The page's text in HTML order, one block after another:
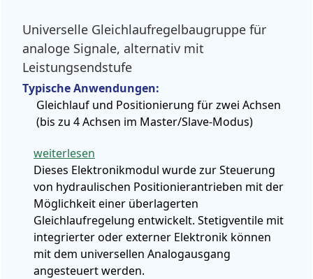
Universelle Gleichlaufregelbaugruppe für
analoge Signale, alternativ mit
Leistungsendstufe
Typische Anwendungen:
Gleichlauf und Positionierung für zwei Achsen
(bis zu 4 Achsen im Master/Slave-Modus)
weiterlesen
Dieses Elektronikmodul wurde zur Steuerung
von hydraulischen Positionierantrieben mit der
Möglichkeit einer überlagerten
Gleichlaufregelung entwickelt. Stetigventile mit
integrierter oder externer Elektronik können
mit dem universellen Analogausgang
angesteuert werden.